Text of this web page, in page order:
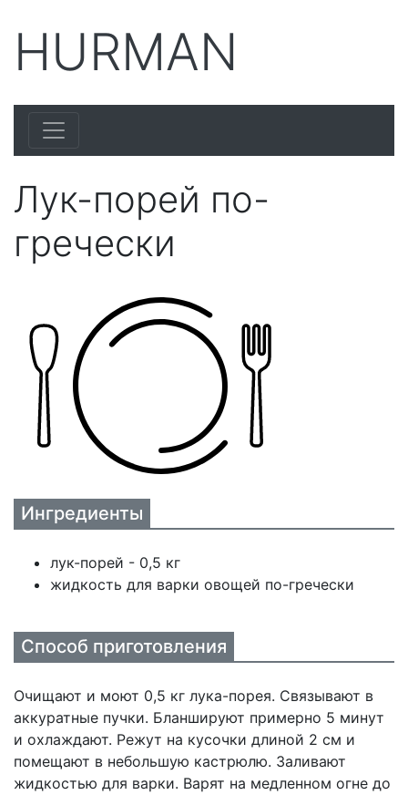
HURMAN
Лук-порей по-
гречески
Ингредиенты
лук-порей - 0,5 кг
жидкость для варки овощей по-гречески
Способ приготовления
Очищают и моют 0,5 кг лука-порея. Связывают в
аккуратные пучки. Бланшируют примерно 5 минут
и охлаждают. Режут на кусочки длиной 2 см и
помещают в небольшую кастрюлю. Заливают
жидкостью для варки. Варят на медленном огне до